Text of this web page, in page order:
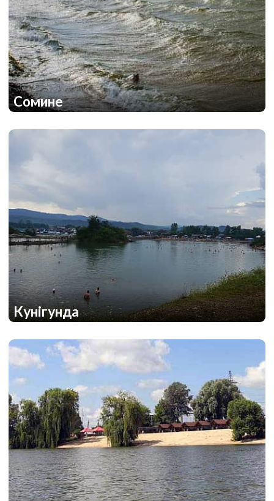
Сомине
1 1
Кунігунда
2 1